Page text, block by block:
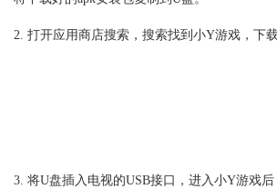
2. 打开应用商店搜索，搜索找到小Y游戏，下
3. 将U盘插入电视的USB接口，进入小Y游戏